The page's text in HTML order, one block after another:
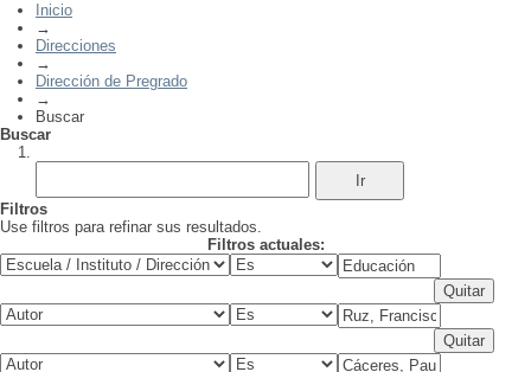
Inicio
→
Direcciones
→
Dirección de Pregrado
→
Buscar
Buscar
Filtros
Use filtros para refinar sus resultados.
Filtros actuales: